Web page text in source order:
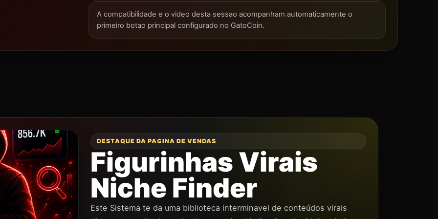
A compatibilidade e o video desta sessao acompanham automaticamente o
primeiro botao principal configurado no GatoCoin.
DESTAQUE DA PAGINA DE VENDAS
Figurinhas Virais
Niche Finder
Este Sistema te da uma biblioteca interminavel de conteúdos virais